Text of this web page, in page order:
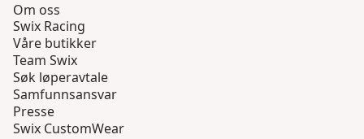
Om oss
Swix Racing
Våre butikker
Team Swix
Søk løperavtale
Samfunnsansvar
Presse
Swix CustomWear